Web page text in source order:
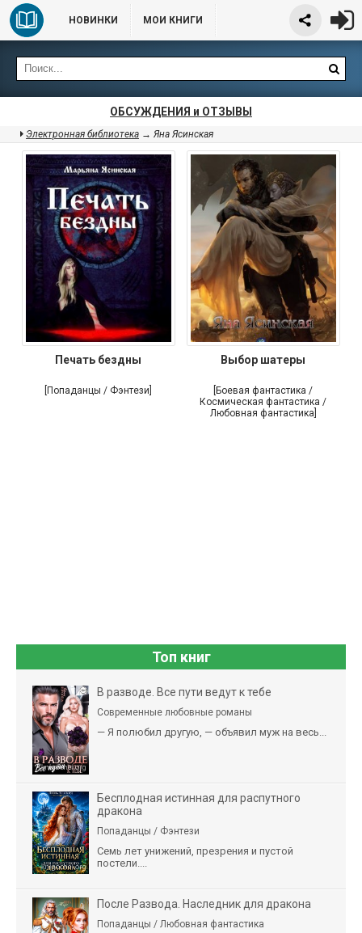
НОВИНКИ МОИ КНИГИ
ОБСУЖДЕНИЯ и ОТЗЫВЫ
Электронная библиотека → Яна Ясинская
Печать бездны
[Попаданцы / Фэнтези]
Выбор шатеры
[Боевая фантастика /
Космическая фантастика /
Любовная фантастика]
Топ книг
В разводе. Все пути ведут к тебе
Современные любовные романы
— Я полюбил другую, — объявил муж на весь...
Бесплодная истинная для распутного
дракона
Попаданцы / Фэнтези
Семь лет унижений, презрения и пустой
постели....
После Развода. Наследник для дракона
Попаданцы / Любовная фантастика